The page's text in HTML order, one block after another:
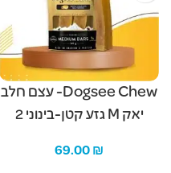
Dogsee Chew- עצם חלב
יאק M גזע קטן-בינוני 2
69.00 ₪